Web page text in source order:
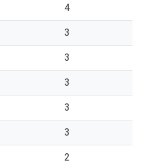
4
3
3
3
3
3
2